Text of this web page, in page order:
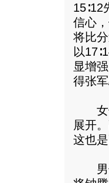
15∶12
信心
将比
以
显增
得张
女子
展开
这也
男子